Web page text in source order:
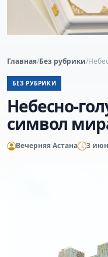
Главная/Без рубрики/
БЕЗ РУБРИКИ
Небесно-
символ
Вечерняя Астана 3